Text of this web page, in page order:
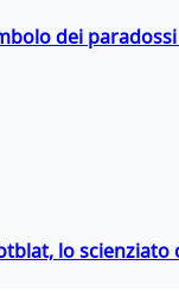
dei
lo